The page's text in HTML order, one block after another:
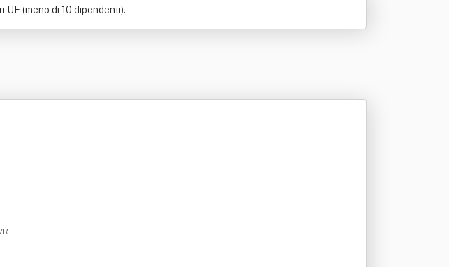
(meno di 10 dipendenti).